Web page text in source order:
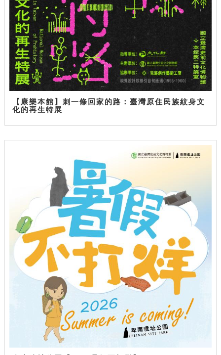
【康樂本館】刺一條回家的路：臺灣原住民族紋身文
化的再生特展